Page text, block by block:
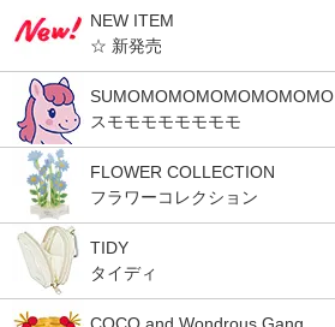
NEW ITEM
☆ 新発売
SUMOMOMOMOMOMOMOMO
スモモモモモモモモ
FLOWER COLLECTION
フラワーコレクション
TIDY
タイディ